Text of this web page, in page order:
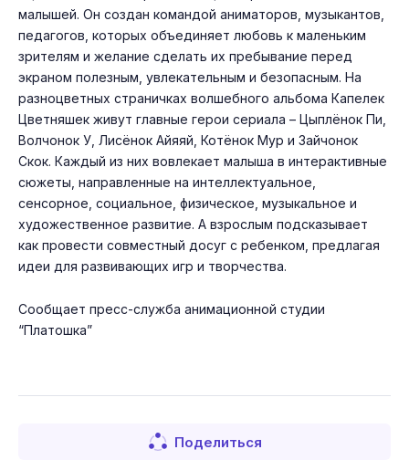
малышей. Он создан командой аниматоров, музыкантов,
педагогов, которых объединяет любовь к маленьким
зрителям и желание сделать их пребывание перед
экраном полезным, увлекательным и безопасным. На
разноцветных страничках волшебного альбома Капелек
Цветняшек живут главные герои сериала – Цыплёнок Пи,
Волчонок У, Лисёнок Айяяй, Котёнок Мур и Зайчонок
Скок. Каждый из них вовлекает малыша в интерактивные
сюжеты, направленные на интеллектуальное,
сенсорное, социальное, физическое, музыкальное и
художественное развитие. А взрослым подсказывает
как провести совместный досуг с ребенком, предлагая
идеи для развивающих игр и творчества.
Сообщает пресс-служба анимационной студии
“Платошка”
Поделиться